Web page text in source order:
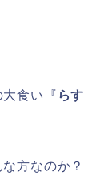
食い『 らす
方なのか？